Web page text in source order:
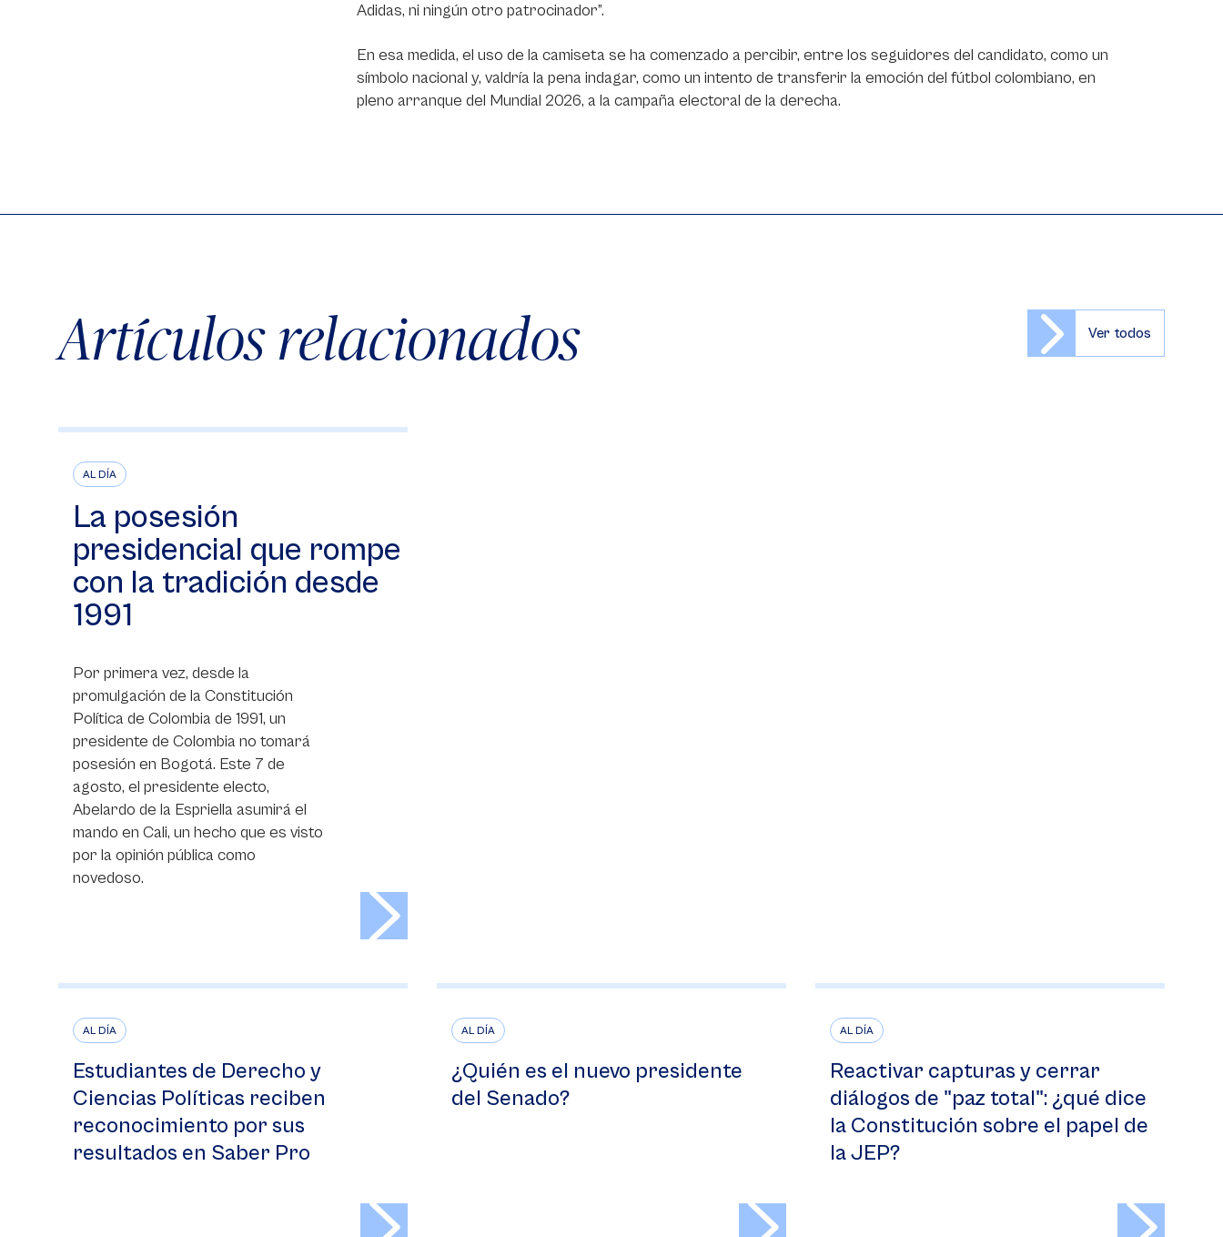
Adidas, ni ningún otro patrocinador”.
En esa medida, el uso de la camiseta se ha comenzado a percibir, entre los seguidores del candidato, como un
símbolo nacional y, valdría la pena indagar, como un intento de transferir la emoción del fútbol colombiano, en
pleno arranque del Mundial 2026, a la campaña electoral de la derecha.
Artículos relacionados Ver todos
AL DÍA
La posesión
presidencial que rompe
con la tradición desde
1991
Por primera vez, desde la
promulgación de la Constitución
Política de Colombia de 1991, un
presidente de Colombia no tomará
posesión en Bogotá. Este 7 de
agosto, el presidente electo,
Abelardo de la Espriella asumirá el
mando en Cali, un hecho que es visto
por la opinión pública como
novedoso.
AL DÍA
Estudiantes de Derecho y
Ciencias Políticas reciben
reconocimiento por sus
resultados en Saber Pro
AL DÍA
¿Quién es el nuevo presidente
del Senado?
AL DÍA
Reactivar capturas y cerrar
diálogos de "paz total": ¿qué dice
la Constitución sobre el papel de
la JEP?